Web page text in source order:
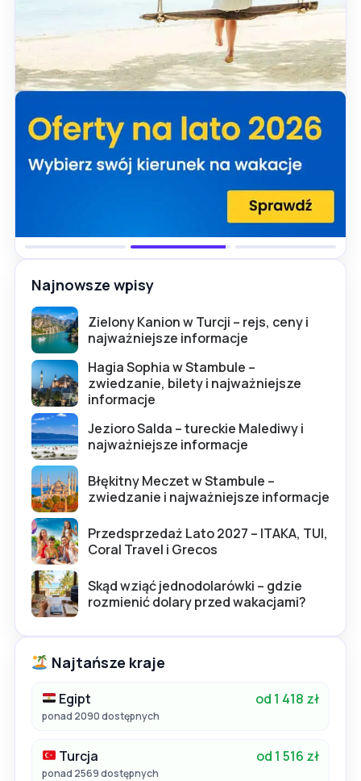
Najnowsze wpisy
Zielony Kanion w Turcji – rejs, ceny i
najważniejsze informacje
Hagia Sophia w Stambule –
zwiedzanie, bilety i najważniejsze
informacje
Jezioro Salda – tureckie Malediwy i
najważniejsze informacje
Błękitny Meczet w Stambule –
zwiedzanie i najważniejsze informacje
Przedsprzedaż Lato 2027 – ITAKA, TUI,
Coral Travel i Grecos
Skąd wziąć jednodolarówki – gdzie
rozmienić dolary przed wakacjami?
Najtańsze kraje
Egipt od 1 418 zł
ponad 2090 dostępnych
Turcja od 1 516 zł
ponad 2569 dostępnych